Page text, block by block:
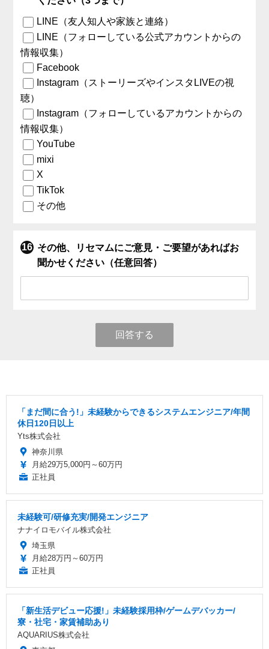
LINE（友人知人や家族と連絡）
LINE（フォローしている公式アカウントからの
情報収集）
Facebook
Instagram（ストーリーズやインスタLIVEの視
聴）
Instagram（フォローしているアカウントからの
情報収集）
YouTube
mixi
X
TikTok
その他
その他、リセマムにご意見・ご要望があればお
聞かせください（任意回答）
回答する
「まだ間に合う!」未経験からできるシステムエンジニア/年間
休日120日以上
Yts株式会社
神奈川県
月給29万5,000円～60万円
正社員
未経験可/研修充実/開発エンジニア
ナナイロモバイル株式会社
埼玉県
月給28万円～60万円
正社員
「新生活デビュー応援!」未経験採用枠/ゲームデバッカー/
寮・社宅・家賃補助あり
AQUARIUS株式会社